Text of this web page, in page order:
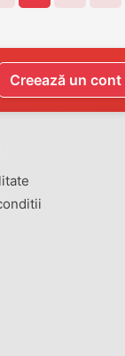
Creează un cont